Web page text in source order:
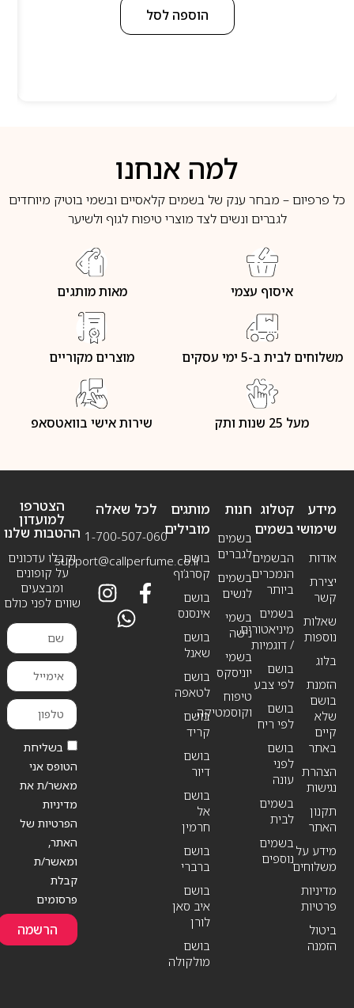
הוספה לסל
למה אנחנו
כל פרפיום – מבחר ענק של בשמים קלאסיים ובשמי בוטיק מיוחדים
לגברים ונשים לצד מוצרי טיפוח לגוף ולשיער
איסוף עצמי מאות מותגים
משלוחים לבית ב-5 ימי עסקים מוצרים מקוריים
מעל 25 שנות ותק שירות אישי בוואטסאפ
מידע
שימושי
אודות
יצירת
קשר
שאלות
נוספות
בלוג
הזמנת
בושם
שלא
קיים
באתר
הצהרת
נגישות
תקנון
האתר
מידע על
משלוחים
מדיניות
פרטיות
ביטול
הזמנה
חנות
בשמים
לגברים
בשמים
לנשים
בשמי
נישה
בשמי
יוניסקס
טיפוח
וקוסמטיקה
קטלוג
בשמים
הבשמים
הנמכרים
ביותר
בשמים
מיניאטורים
/ דוגמיות
בושם
לפי צבע
בושם
לפי ריח
בושם
לפני
עונה
בשמים
לבית
בשמים
נוספים
מותגים
מובילים
בושם
קסרג’וף
בושם
אינסנס
בושם
שאנל
בושם
לטאפה
בושם
קריד
בושם
דיור
בושם
אל
חרמין
בושם
ברברי
בושם
איב סאן
לורן
בושם
מולקולה
לכל שאלה
1-700-507-060
support@callperfume.co.il
הצטרפו
למועדון
ההטבות שלנו
וקבלו עדכונים
על קופונים
ומבצעים
שווים לפני כולם
בשליחת
הטופס אני
מאשר/ת את
מדיניות
הפרטיות של
האתר,
ומאשר/ת
קבלת
פרסומים
הרשמה